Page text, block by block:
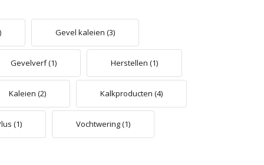
Gevel kaleien (3)
Gevelverf(1) Herstellen (1)
Kaleien (2) Kalkproducten (4)
(1) Vochtwering(1)